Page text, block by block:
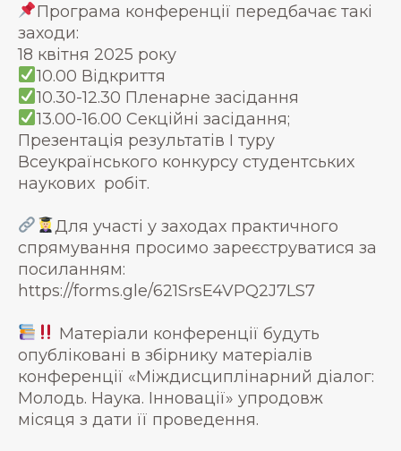
Програма конференції передбачає такі
заходи:
18 квітня 2025 року
10.00 Відкриття
10.30-12.30 Пленарне засідання
13.00-16.00 Секційні засідання;
Презентація результатів I туру
Всеукраїнського конкурсу студентських
наукових робіт.
Для участі у заходах практичного
спрямування просимо зареєструватися за
посиланням:
https://forms.gle/621SrsE4VPQ2J7LS7
Матеріали конференції будуть
опубліковані в збірнику матеріалів
конференції «Міждисциплінарний діалог:
Молодь. Наука. Інновації» упродовж
місяця з дати її проведення.